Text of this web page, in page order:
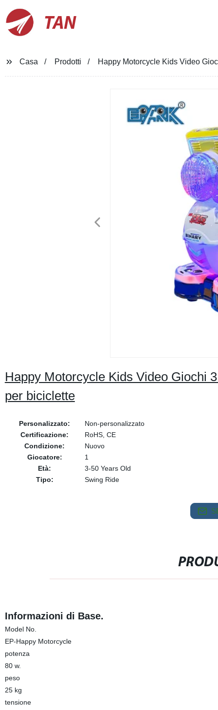
TAN
Casa Prodotti Happy Motorcycle Kids Video
Happy Motorcycle Kids Video Giochi
per biciclette
Personalizzato:
Non-personalizzato
Certificazione:
RoHS, CE
Condizione:
Nuovo
Giocatore:
1
Età:
3-50 Years Old
Tipo:
Swing Ride
Informazioni di Base.
Model No.
EP-Happy Motorcycle
potenza
80 w.
peso
25 kg
tensione